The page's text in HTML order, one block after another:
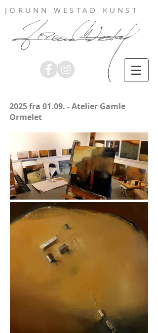
JORUNN WESTAD KUNST
2025 fra 01.09. - Atelier Gamle
Ormelet